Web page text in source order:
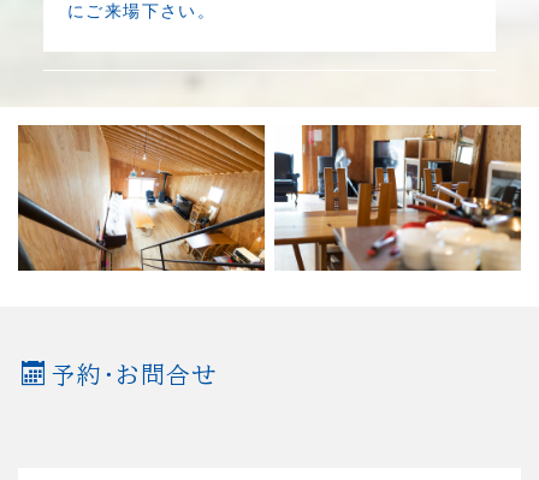
にご来場下さい。
予約・お問合せ